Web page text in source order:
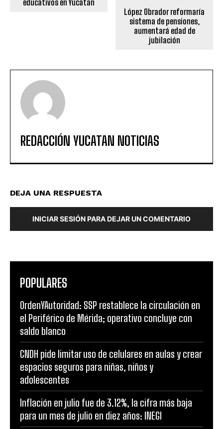
educativos en Yucatan
López Obrador reformaría
sistema de pensiones,
aumentará edad de
jubilación
REDACCIÓN YUCATAN NOTICIAS
DEJA UNA RESPUESTA
INICIAR SESIÓN PARA DEJAR UN COMENTARIO
POPULARES
OrdenYAutoridad: SSP restablece la circulación en
el Periférico de Mérida; operativo concluye con
saldo blanco
CNDH pide limitar uso de celulares en aulas y crear
espacios seguros para niñas, niños y
adolescentes
Inflación en julio fue de 3.12%, la cifra más baja
para un mes de julio en diez años: INEGI